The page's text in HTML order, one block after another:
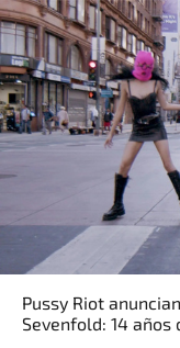
Pussy Riot
Sevenfold: 14 años